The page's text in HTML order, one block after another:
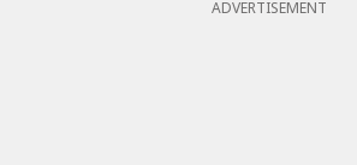
ADVERTISEMENT